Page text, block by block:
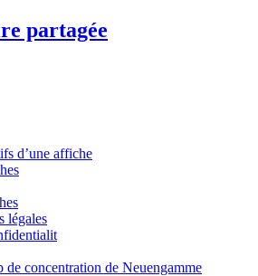
partagée
d’une affiche
légales
de concentration de Neuengamme